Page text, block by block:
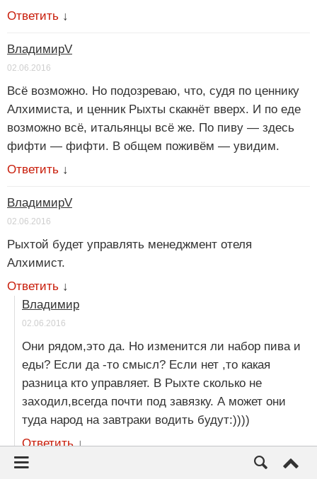
Ответить ↓
ВладимирV
02.06.2016
Всё возможно. Но подозреваю, что, судя по ценнику
Алхимиста, и ценник Рыхты скакнёт вверх. И по еде
возможно всё, итальянцы всё же. По пиву — здесь
фифти — фифти. В общем поживём — увидим.
Ответить ↓
ВладимирV
02.06.2016
Рыхтой будет управлять менеджмент отеля
Алхимист.
Ответить ↓
Владимир
02.06.2016
Они рядом,это да. Но изменится ли набор пива и
еды? Если да -то смысл? Если нет ,то какая
разница кто управляет. В Рыхте сколько не
заходил,всегда почти под завязку. А может они
туда народ на завтраки водить будут:))))
Ответить ↓